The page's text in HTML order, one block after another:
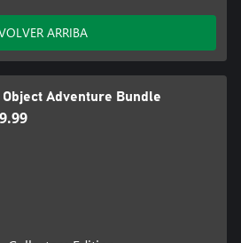
ARRIBA
Object Adventure Bundle